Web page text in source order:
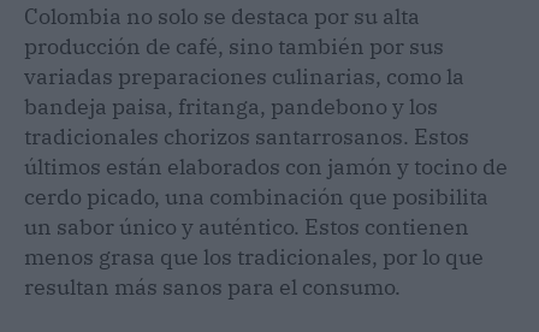
Colombia no solo se destaca por su alta
producción de café, sino también por sus
variadas preparaciones culinarias, como la
bandeja paisa, fritanga, pandebono y los
tradicionales chorizos santarrosanos. Estos
últimos están elaborados con jamón y tocino de
cerdo picado, una combinación que posibilita
un sabor único y auténtico. Estos contienen
menos grasa que los tradicionales, por lo que
resultan más sanos para el consumo.